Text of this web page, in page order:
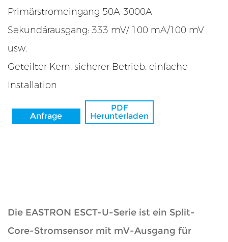
Primärstromeingang 50A-3000A
Sekundärausgang: 333 mV/ 100 mA/100 mV
usw.
Geteilter Kern, sicherer Betrieb, einfache
Installation
Anfrage
PDF
Herunterladen
Die EASTRON ESCT-U-Serie ist ein Split-
Core-Stromsensor mit mV-Ausgang für